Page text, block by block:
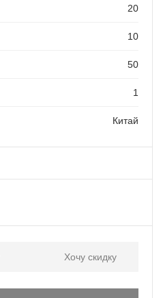
20
10
50
1
Китай
Хочу скидку